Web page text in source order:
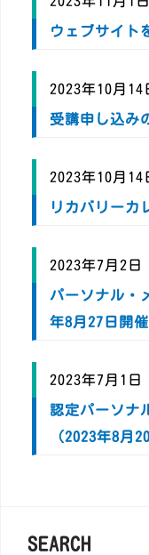
ウェブサイト
2023年10月14
受講申し込み
2023年10月14
リカバリーカ
2023年7月2日
パーソナル・
年8月27日開
2023年7月1日
認定パーソナ
（2023年8月
SEARCH